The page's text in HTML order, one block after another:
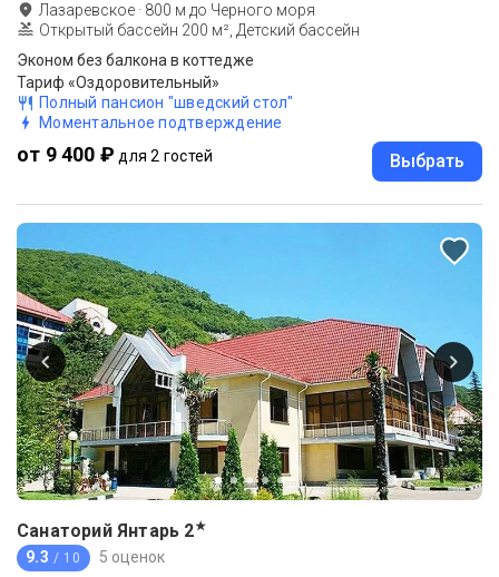
Лазаревское · 800 м до Черного моря
Открытый бассейн 200 м², Детский бассейн
Эконом без балкона в коттедже
Тариф «Оздоровительный»
Полный пансион "шведский стол"
Моментальное подтверждение
от 9 400 ₽ для 2 гостей Выбрать
Санаторий Янтарь 2★
9.3 / 10 5 оценок